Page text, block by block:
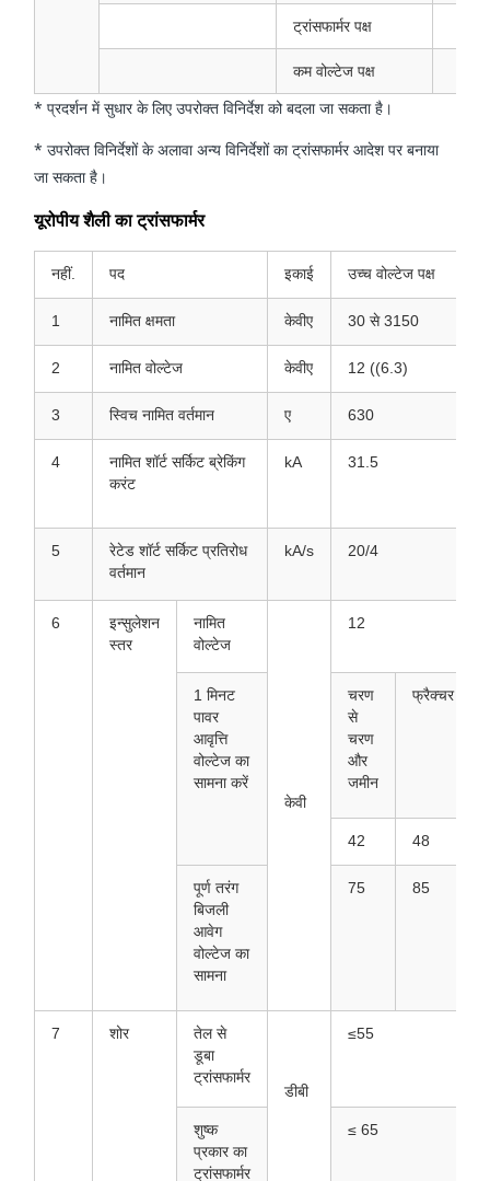
ट्रांसफार्मर पक्ष
कम वोल्टेज पक्ष
* प्रदर्शन में सुधार के लिए उपरोक्त विनिर्देश को बदला जा सकता है।
* उपरोक्त विनिर्देशों के अलावा अन्य विनिर्देशों का ट्रांसफार्मर आदेश पर बनाया
जा सकता है।
यूरोपीय शैली का ट्रांसफार्मर
नहीं. पद इकाई उच्च वोल्टेज पक्ष
1 नामित क्षमता केवीए 30 से 3150
2 नामित वोल्टेज केवीए 12 ((6.3)
3 स्विच नामित वर्तमान ए 630
4
नामित शॉर्ट सर्किट ब्रेकिंग
करंट
kA 31.5
5
रेटेड शॉर्ट सर्किट प्रतिरोध
वर्तमान
kA/s 20/4
6
इन्सुलेशन
स्तर
नामित
वोल्टेज
केवी
12
1 मिनट
पावर
आवृत्ति
वोल्टेज का
सामना करें
चरण
से
चरण
और
जमीन
फ्रैक्चर
42 48
पूर्ण तरंग
बिजली
आवेग
वोल्टेज का
सामना
75 85
7 शोर
तेल से
डूबा
ट्रांसफार्मर
डीबी
≤55
शुष्क
प्रकार का
ट्रांसफार्मर
≤ 65